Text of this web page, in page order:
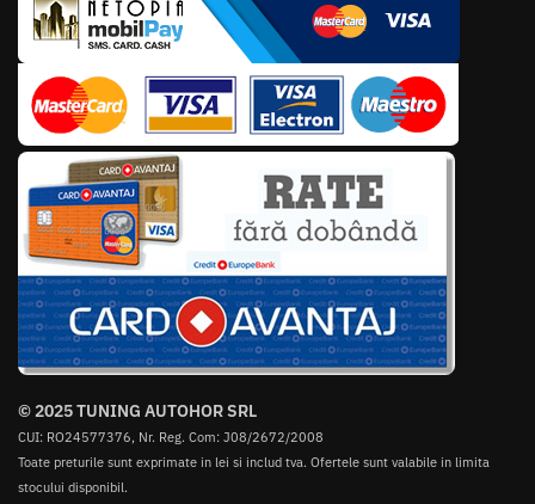
© 2025 TUNING AUTOHOR SRL
CUI: RO24577376, Nr. Reg. Com: J08/2672/2008
Toate preturile sunt exprimate in lei si includ tva. Ofertele sunt valabile in limita
stocului disponibil.